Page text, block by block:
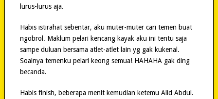
lurus-lurus aja.
Habis istirahat sebentar, aku muter-muter cari temen buat
ngobrol. Maklum pelari kencang kayak aku ini tentu saja
sampe duluan bersama atlet-atlet lain yg gak kukenal.
Soalnya temenku pelari keong semua! HAHAHA gak ding
becanda.
Habis finish, beberapa menit kemudian ketemu Alid Abdul.